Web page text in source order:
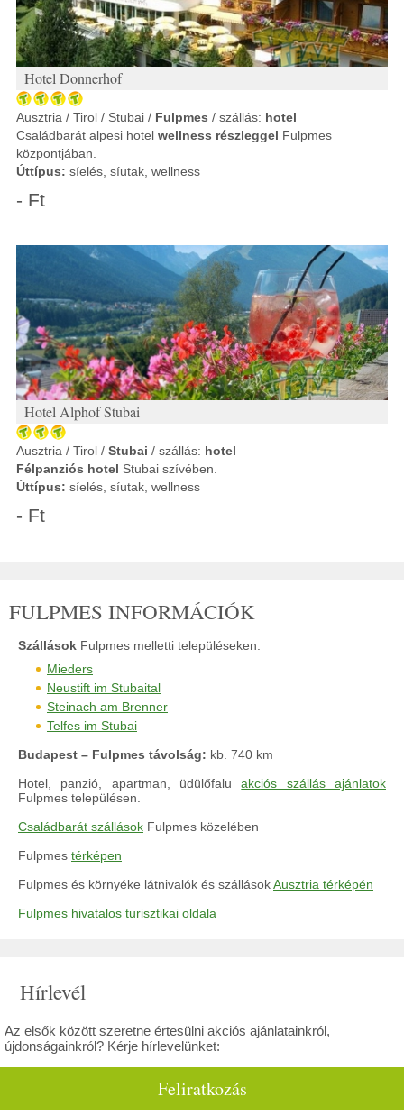
Hotel Donnerhof
Ausztria / Tirol / Stubai / Fulpmes / szállás: hotel
Családbarát alpesi hotel wellness részleggel Fulpmes
központjában.
Úttípus: síelés, síutak, wellness
- Ft
Hotel Alphof Stubai
Ausztria / Tirol / Stubai / szállás: hotel
Félpanziós hotel Stubai szívében.
Úttípus: síelés, síutak, wellness
- Ft
FULPMES INFORMÁCIÓK
Szállások Fulpmes melletti településeken:
Mieders
Neustift im Stubaital
Steinach am Brenner
Telfes im Stubai
Budapest – Fulpmes távolság: kb. 740 km
Hotel, panzió, apartman, üdülőfaluakciós szállás ajánlatok
Fulpmes településen.
Családbarát szállások Fulpmes közelében
Fulpmes térképen
Fulpmes és környéke látnivalók és szállásokAusztria térképén
Fulpmes hivatalos turisztikai oldala
Hírlevél
Az elsők között szeretne értesülni akciós ajánlatainkról,
újdonságainkról? Kérje hírlevelünket:
Feliratkozás